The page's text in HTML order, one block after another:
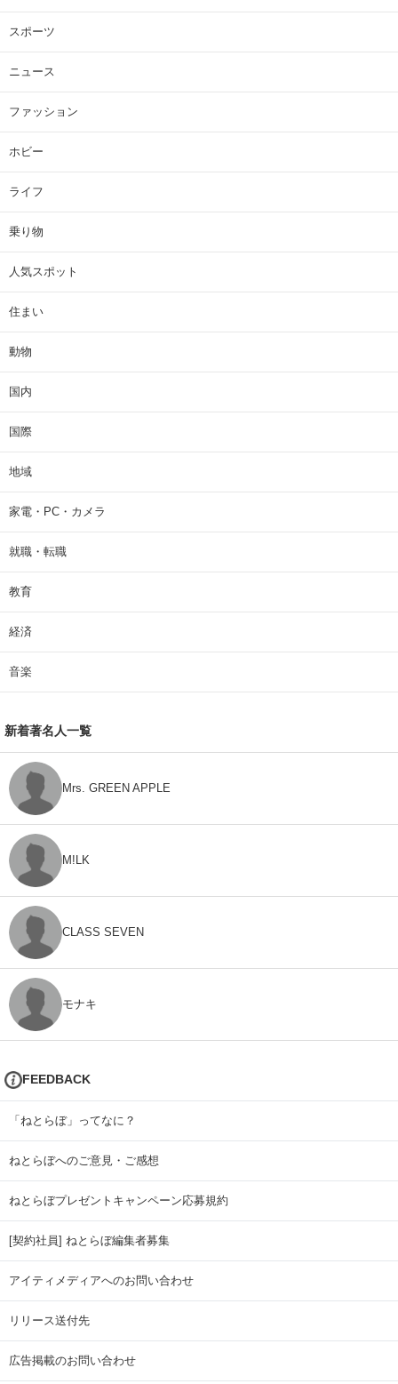
スポーツ
ニュース
ファッション
ホビー
ライフ
乗り物
人気スポット
住まい
動物
国内
国際
地域
家電・PC・カメラ
就職・転職
教育
経済
音楽
新着著名人一覧
Mrs. GREEN APPLE
M!LK
CLASS SEVEN
モナキ
FEEDBACK
「ねとらぼ」ってなに？
ねとらぼへのご意見・ご感想
ねとらぼプレゼントキャンペーン応募規約
[契約社員] ねとらぼ編集者募集
アイティメディアへのお問い合わせ
リリース送付先
広告掲載のお問い合わせ